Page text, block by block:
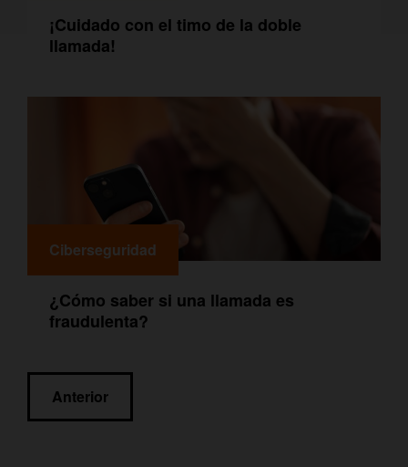
¡Cuidado con el timo de la doble
llamada!
Ciberseguridad
¿Cómo saber si una llamada es
fraudulenta?
Navegación
de
Anterior